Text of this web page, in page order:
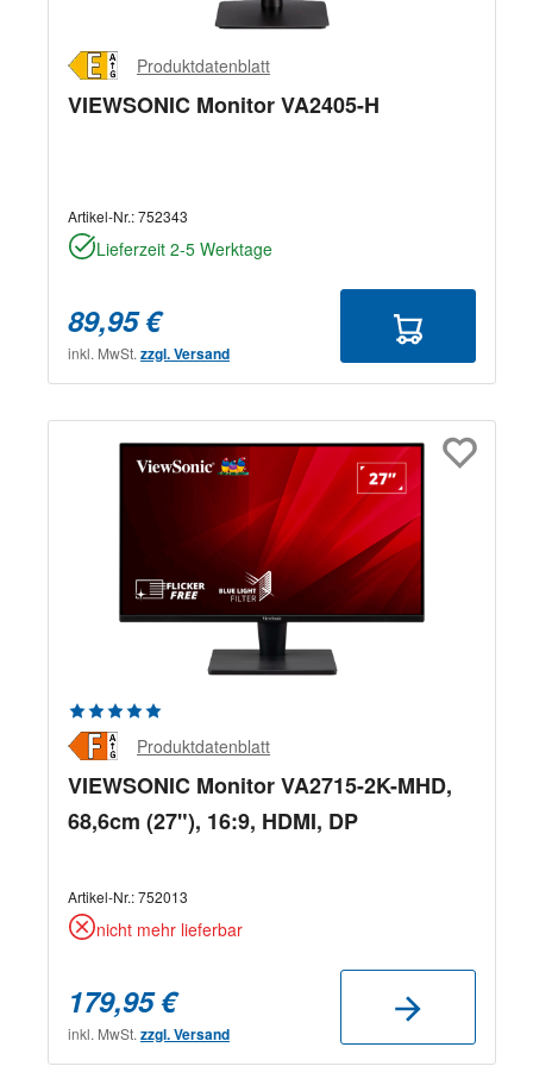
Produktdatenblatt
VIEWSONIC Monitor VA2405-H
Artikel-Nr.:752343
Lieferzeit 2-5 Werktage
89,95 €
inkl. MwSt. zzgl. Versand
Durchschnittliche Bewertung von 5 von 5 Sternen
Produktdatenblatt
VIEWSONIC Monitor VA2715-2K-MHD,
68,6cm (27"), 16:9, HDMI, DP
Artikel-Nr.:752013
nicht mehr lieferbar
179,95 €
inkl. MwSt. zzgl. Versand